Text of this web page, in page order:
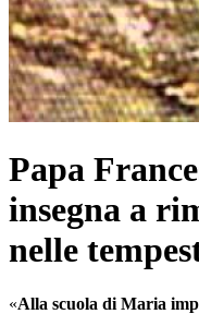
Papa
insegna a
nelle
«Alla scuola di Maria